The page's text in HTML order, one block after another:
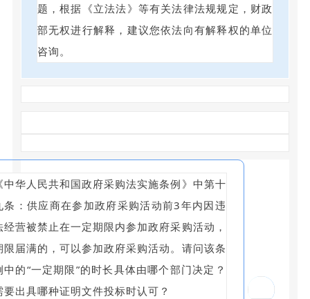
题，根据《立法法》等有关法律法规规定，财政
部无权进行解释，建议您依法向有解释权的单位
咨询。
中华人民共和国政府采购法实施条例》中第十
条：供应商在参加政府采购活动前3年内因违
经营被禁止在一定期限内参加政府采购活动，
限届满的，可以参加政府采购活动。请问该条
中的“一定期限”的时长具体由哪个部门决定？
要出具哪种证明文件投标时认可？